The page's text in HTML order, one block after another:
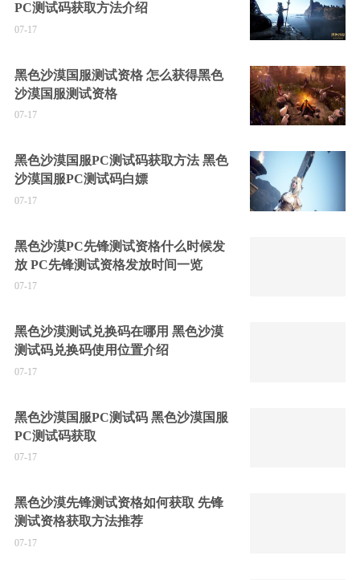
PC测试码获取方法介绍
07-17
黑色沙漠国服测试资格 怎么获得黑色
沙漠国服测试资格
07-17
黑色沙漠国服PC测试码获取方法 黑色
沙漠国服PC测试码白嫖
07-17
黑色沙漠PC先锋测试资格什么时候发
放 PC先锋测试资格发放时间一览
07-17
黑色沙漠测试兑换码在哪用 黑色沙漠
测试码兑换码使用位置介绍
07-17
黑色沙漠国服PC测试码 黑色沙漠国服
PC测试码获取
07-17
黑色沙漠先锋测试资格如何获取 先锋
测试资格获取方法推荐
07-17